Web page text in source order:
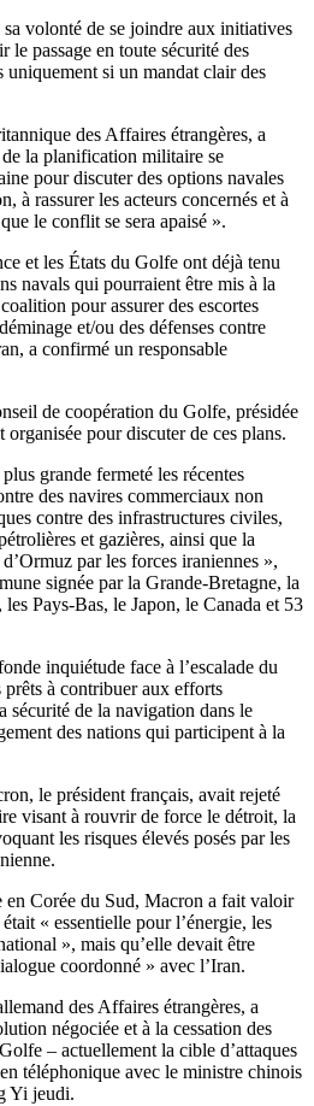
volonté de se joindre aux initiatives
le passage en toute sécurité des
uniquement si un mandat clair des
des Affaires étrangères, a
de la planification militaire se
pour discuter des options navales
à rassurer les acteurs concernés et à
le conflit se sera apaisé ».
et les États du Golfe ont déjà tenu
navals qui pourraient être mis à la
pour assurer des escortes
et/ou des défenses contre
a confirmé un responsable
de coopération du Golfe, présidée
organisée pour discuter de ces plans.
grande fermeté les récentes
des navires commerciaux non
contre des infrastructures civiles,
et gazières, ainsi que la
par les forces iraniennes »,
signée par la Grande-Bretagne, la
Pays-Bas, le Japon, le Canada et 53
inquiétude face à l’escalade du
à contribuer aux efforts
sécurité de la navigation dans le
des nations qui participent à la
le président français, avait rejeté
visant à rouvrir de force le détroit, la
les risques élevés posés par les
en Corée du Sud, Macron a fait valoir
« essentielle pour l’énergie, les
», mais qu’elle devait être
coordonné » avec l’Iran.
des Affaires étrangères, a
négociée et à la cessation des
– actuellement la cible d’attaques
téléphonique avec le ministre chinois
Yi jeudi.